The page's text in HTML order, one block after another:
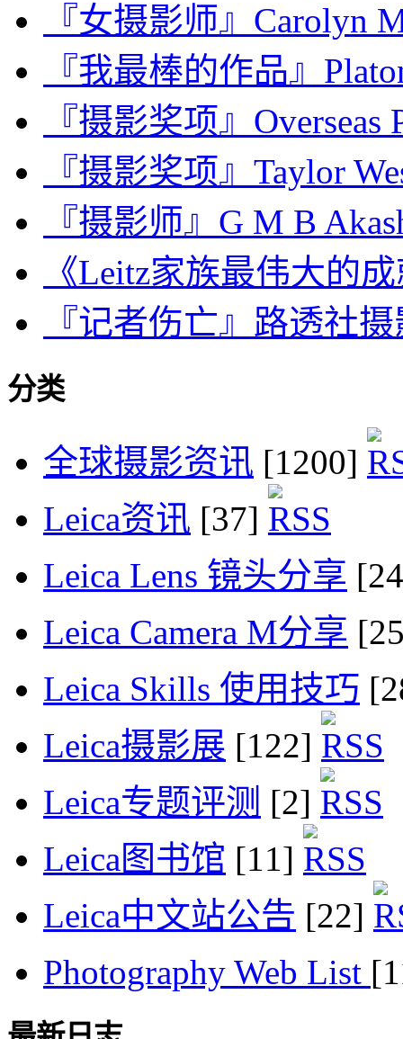
『女摄影师』Carolyn
『我最棒的作品』
『摄影奖项』Overseas
『摄影奖项』Taylor
『摄影师』G M B
《Leitz家族最伟大的
『记者伤亡』路透社
分类
全球摄影资讯 [1200]
Leica资讯 [37]
Leica Lens 镜头分享
Leica Camera M分享
Leica Skills 使用技巧
Leica摄影展 [122]
Leica专题评测 [2]
Leica图书馆 [11]
Leica中文站公告 [22]
Photography Web List